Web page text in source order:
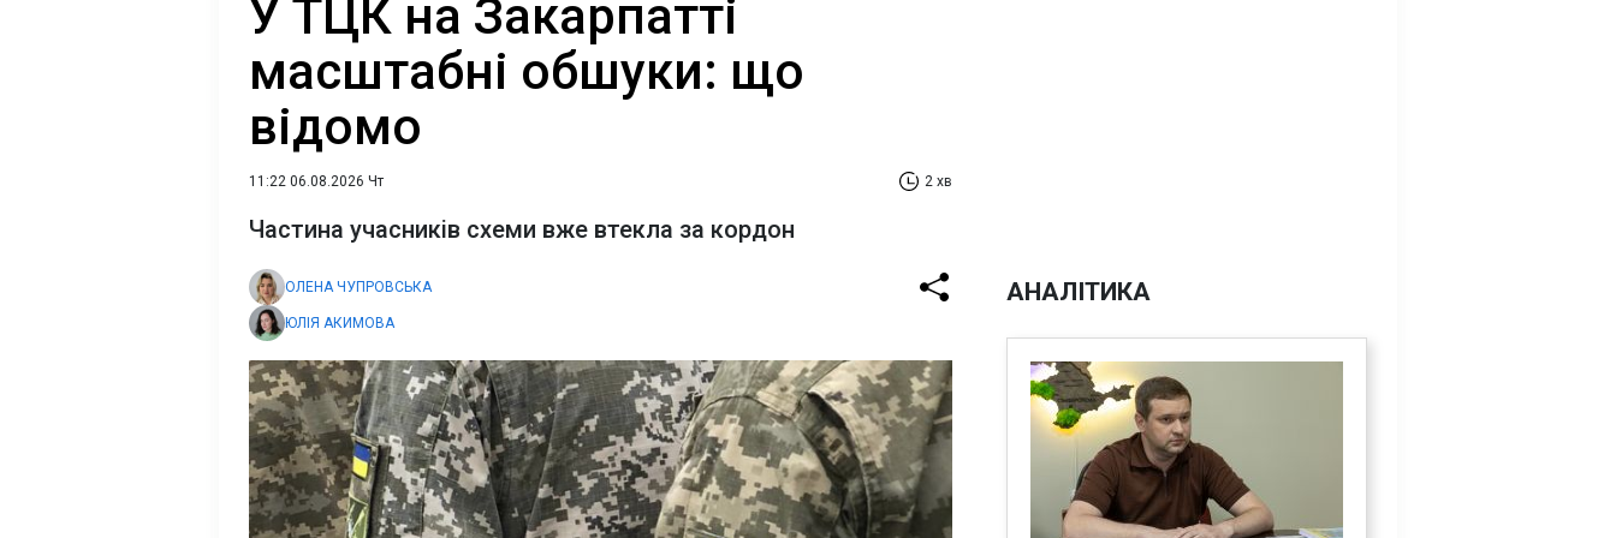
У ТЦК на Закарпатті
масштабні обшуки: що
відомо
11:22 06.08.2026 Чт 2 хв
Частина учасників схеми вже втекла за кордон
ОЛЕНА ЧУПРОВСЬКА
ЮЛІЯ АКИМОВА
АНАЛІТИКА